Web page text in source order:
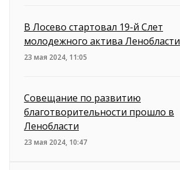
В Лосево стартовал 19-й Слет
молодежного актива Ленобласти
23 мая 2024, 11:05
Совещание по развитию
благотворительности прошло в
Ленобласти
23 мая 2024, 10:47